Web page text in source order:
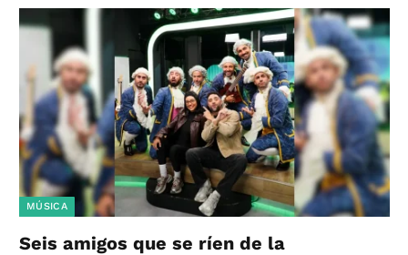
MÚSICA
Seis amigos que se ríen de la